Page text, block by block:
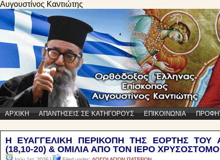
Αυγουστίνος Καντιώτης
ΑΡΧΙΚΗ ΑΠΑΝΤΗΣΕΙΣ ΣΕ ΚΑΤΗΓΟΡΟΥΣ ΕΠΙΚΟΙΝΩΝΙΑ
Η ΕΥΑΓΓΕΛΙΚΗ ΠΕΡΙΚΟΠΗ ΤΗΣ ΕΟΡΤΗΣ ΤΟΥ
(18,10-20) & ΟΜΙΛΙΑ ΑΠΟ ΤΟΝ ΙΕΡΟ ΧΡΥΣΟΣΤΟΜΟ